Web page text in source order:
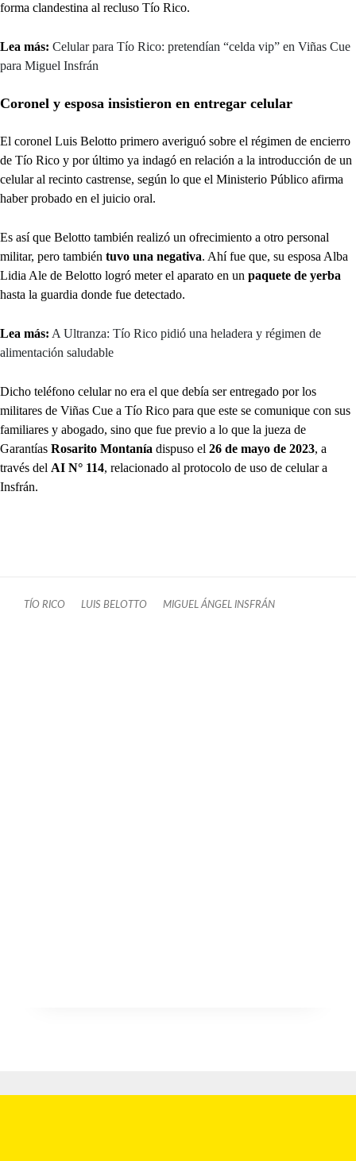
forma clandestina al recluso Tío Rico.
Lea más: Celular para Tío Rico: pretendían “celda vip” en Viñas Cue
para Miguel Insfrán
Coronel y esposa insistieron en entregar celular
El coronel Luis Belotto primero averiguó sobre el régimen de encierro
de Tío Rico y por último ya indagó en relación a la introducción de un
celular al recinto castrense, según lo que el Ministerio Público afirma
haber probado en el juicio oral.
Es así que Belotto también realizó un ofrecimiento a otro personal
militar, pero también tuvo una negativa. Ahí fue que, su esposa Alba
Lidia Ale de Belotto logró meter el aparato en un paquete de yerba
hasta la guardia donde fue detectado.
Lea más: A Ultranza: Tío Rico pidió una heladera y régimen de
alimentación saludable
Dicho teléfono celular no era el que debía ser entregado por los
militares de Viñas Cue a Tío Rico para que este se comunique con sus
familiares y abogado, sino que fue previo a lo que la jueza de
Garantías Rosarito Montanía dispuso el 26 de mayo de 2023, a
través del AI N° 114, relacionado al protocolo de uso de celular a
Insfrán.
TÍO RICO LUIS BELOTTO MIGUEL ÁNGEL INSFRÁN